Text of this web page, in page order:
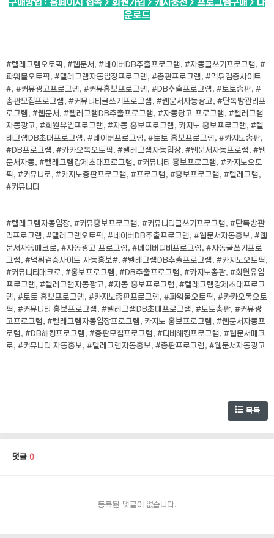
구매방법 : 홈페이지 접속 > 회원가입 > 캐시충전 > 프로그램구매 > 다
운로드
#텔레그램오토픽, #웹문서, #네이버DB추출프로그램, #자동글쓰기프로그램, #
파워볼오토픽, #텔레그램자동입장프로그램, #총판프로그램, #먹튀검증사이트
#, #커뮤광고프로그램, #커뮤홍보프로그램, #DB추출프로그램, #토토총판, #
총판모집프로그램, #커뮤니티글쓰기프로그램, #웹문서자동광고, #단톡방관리프
로그램, #웹문서, #텔레그램DB추출프로그램, #자동광고 프로그램, #텔레그램
자동광고, #회원유입프로그램, #자동 홍보프로그램, 카지노 홍보프로그램, #텔
레그램DB초대프로그램, #네이버프로그램, #토토 홍보프로그램, #카지노총판,
#DB프로그램, #카카오톡오토픽, #텔레그램자동입장, #웹문서자동프로램, #웹
문서자동, #텔레그램강제초대프로그램, #커뮤니티 홍보프로그램, #카지노오토
픽, #커뮤니로, #카지노총판프로그램, #프로그램, #홍보프로그램, #텔레그램,
#커뮤니티
#텔레그램자동입장, #커뮤홍보프로그램, #커뮤니티글쓰기프로그램, #단톡방관
리프로그램, #텔레그램오토픽, #네이버DB추출프로그램, #웹문서자동홍보, #웹
문서자동매크로, #자동광고 프로그램, #네이버디비프로그램, #자동글쓰기프로
그램, #먹튀검증사이트 자동홍보#, #텔레그램DB추출프로그램, #카지노오토픽,
#커뮤니티매크로, #홍보프로그램, #DB추출프로그램, #카지노총판, #회원유입
프로그램, #텔레그램자동광고, #자동 홍보프로그램, #텔레그램강제초대프로그
램, #토토 홍보프로그램, #카지노총판프로그램, #파워볼오토픽, #카카오톡오토
픽, #커뮤니티 홍보프로그램, #텔레그램DB초대프로그램, #토토총판, #커뮤광
고프로그램, #텔레그램자동입장프로그램, 카지노 홍보프로그램, #웹문서자동프
로램, #DB해킹프로그램, #총판모집프로그램, #디비해킹프로그램, #웹문서매크
로, #커뮤니티 자동홍보, #텔레그램자동홍보, #총판프로그램, #웹문서자동광고
목록
댓글 0
등록된 댓글이 없습니다.